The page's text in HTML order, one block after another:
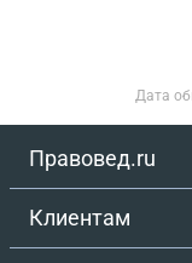
Дата
Правовед.ru
Клиентам